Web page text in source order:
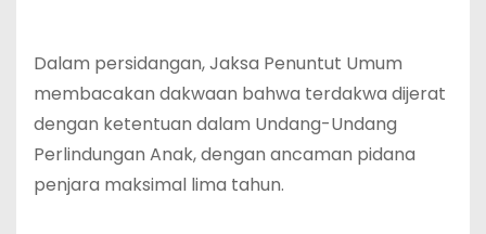
Dalam persidangan, Jaksa Penuntut Umum
membacakan dakwaan bahwa terdakwa dijerat
dengan ketentuan dalam Undang-Undang
Perlindungan Anak, dengan ancaman pidana
penjara maksimal lima tahun.